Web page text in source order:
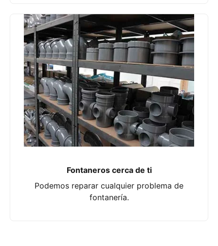
Fontaneros cerca de ti
Podemos reparar cualquier problema de
fontanería.